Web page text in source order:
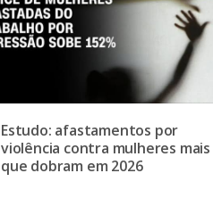
Estudo: afastamentos por
violência contra mulheres mais
que dobram em 2026